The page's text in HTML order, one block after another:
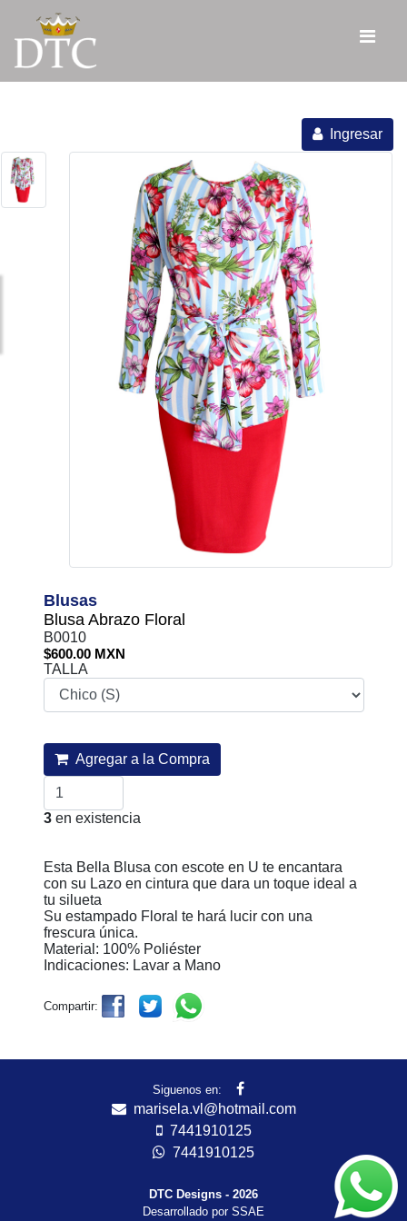
Ingresar
Blusas
Blusa Abrazo Floral
B0010
$600.00 MXN
TALLA
Agregar a la Compra
3en existencia
Esta Bella Blusa con escote en U te encantara
con su Lazo en cintura que dara un toque ideal a
tu silueta
Su estampado Floral te hará lucir con una
frescura única.
Material: 100% Poliéster
Indicaciones: Lavar a Mano
Compartir:
Siguenos en:
marisela.vl@hotmail.com
7441910125
7441910125
DTC Designs - 2026
Desarrollado por SSAE